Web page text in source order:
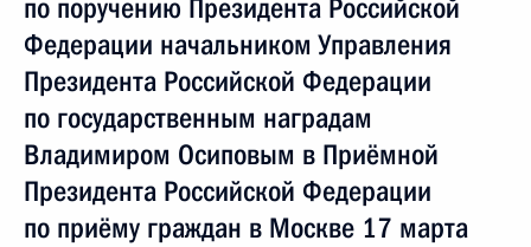
по поручению Президента Российской
Федерации начальником Управления
Президента Российской Федерации
по государственным наградам
Владимиром Осиповым в Приёмной
Президента Российской Федерации
по приёму граждан в Москве 17 марта